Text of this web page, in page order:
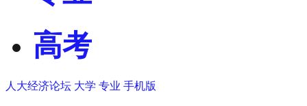
高考
人大经济论坛 大学 专业 手机版